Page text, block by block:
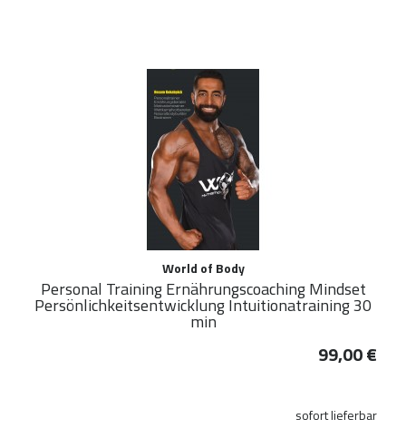
World of Body
Personal Training Ernährungscoaching Mindset
Persönlichkeitsentwicklung Intuitionatraining 30
min
99,00 €
sofort lieferbar